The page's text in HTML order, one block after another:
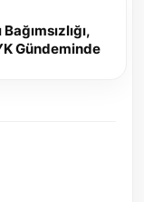
Gündeminde